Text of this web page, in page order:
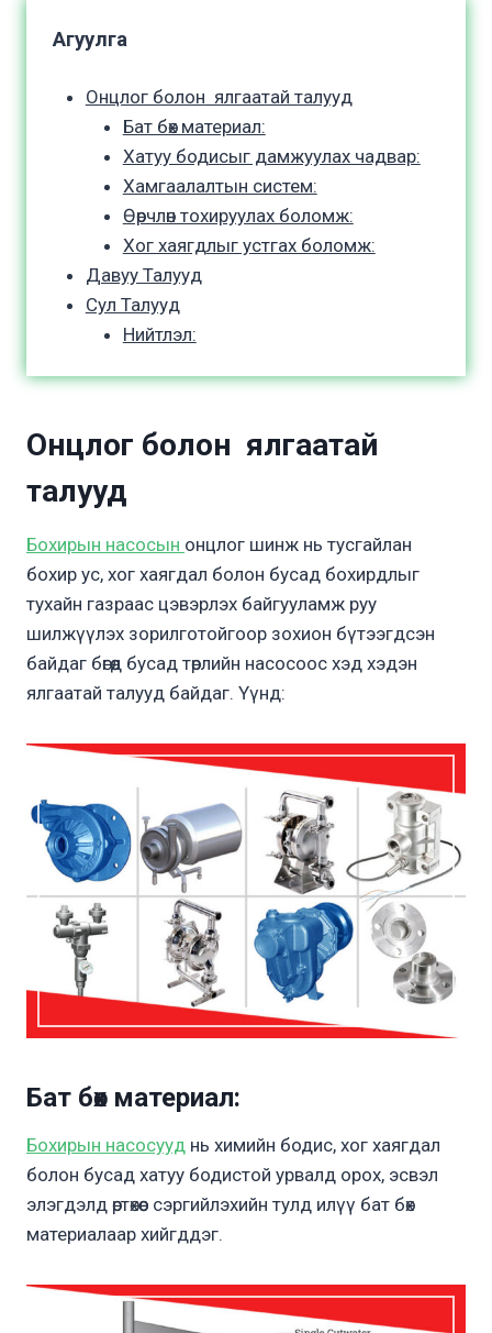
Агуулга
Онцлог болон ялгаатай талууд
Бат бөх материал:
Хатуу бодисыг дамжуулах чадвар:
Хамгаалалтын систем:
Өөрчлөн тохируулах боломж:
Хог хаягдлыг устгах боломж:
Давуу Талууд
Сул Талууд
Нийтлэл:
Онцлог болон ялгаатай
талууд
Бохирын насосын онцлог шинж нь тусгайлан
бохир ус, хог хаягдал болон бусад бохирдлыг
тухайн газраас цэвэрлэх байгууламж руу
шилжүүлэх зорилготойгоор зохион бүтээгдсэн
байдаг бөгөөд бусад төрлийн насосоос хэд хэдэн
ялгаатай талууд байдаг. Үүнд:
Бат бөх материал:
Бохирын насосууд нь химийн бодис, хог хаягдал
болон бусад хатуу бодистой урвалд орох, эсвэл
элэгдэлд өртөхөөс сэргийлэхийн тулд илүү бат бөх
материалаар хийгддэг.